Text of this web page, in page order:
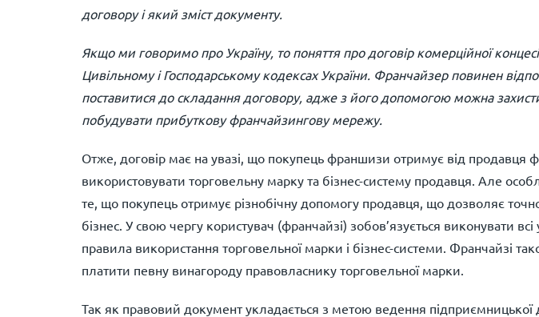
договору і який зміст документу.
Якщо ми говоримо про Україну, то поняття про договір комерційної
Цивільному і Господарському кодексах України. Франчайзер повинен
поставитися до складання договору, адже з його допомогою можна
побудувати прибуткову франчайзингову мережу.
Отже, договір має на увазі, що покупець франшизи отримує від продавця
використовувати торговельну марку та бізнес-систему продавця. Але
те, що покупець отримує різнобічну допомогу продавця, що дозволяє
бізнес. У свою чергу користувач (франчайзі) зобов’язується виконувати
правила використання торговельної марки і бізнес-системи. Франчайзі
платити певну винагороду правовласнику торговельної марки.
Так як правовий документ укладається з метою ведення підприємницької